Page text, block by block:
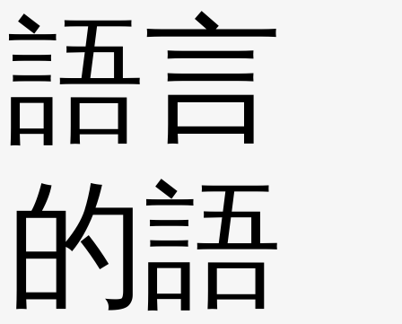
語言
的語